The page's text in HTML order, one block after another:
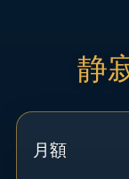
静
月額